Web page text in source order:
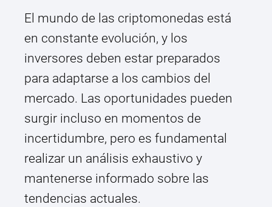
El mundo de las criptomonedas está
en constante evolución, y los
inversores deben estar preparados
para adaptarse a los cambios del
mercado. Las oportunidades pueden
surgir incluso en momentos de
incertidumbre, pero es fundamental
realizar un análisis exhaustivo y
mantenerse informado sobre las
tendencias actuales.